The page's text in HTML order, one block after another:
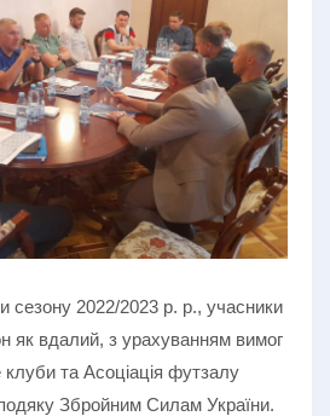
сезону 2022/2023 р. р., учасники
як вдалий, з урахуванням вимог
та Асоціація футзалу
Збройним Силам України.